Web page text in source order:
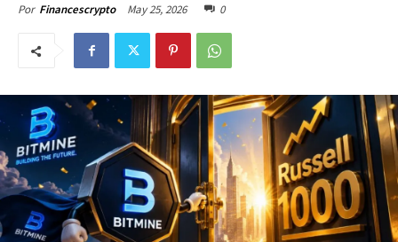
Por Financescrypto May 25, 2026 0